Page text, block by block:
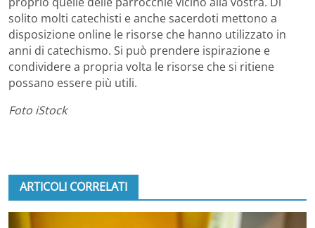
solito molti catechisti e anche sacerdoti mettono a
disposizione online le risorse che hanno utilizzato in
anni di catechismo. Si può prendere ispirazione e
condividere a propria volta le risorse che si ritiene
possano essere più utili.
Foto iStock
ARTICOLI CORRELATI